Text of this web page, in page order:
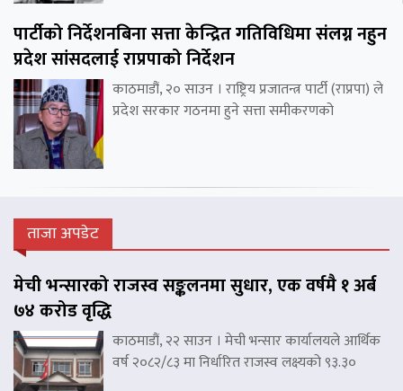
पार्टीको निर्देशनबिना सत्ता केन्द्रित गतिविधिमा संलग्न नहुन
प्रदेश सांसदलाई राप्रपाको निर्देशन
काठमाडौं, २० साउन । राष्ट्रिय प्रजातन्त्र पार्टी (राप्रपा) ले
प्रदेश सरकार गठनमा हुने सत्ता समीकरणको
ताजा अपडेट
मेची भन्सारको राजस्व सङ्कलनमा सुधार, एक वर्षमै १ अर्ब
७४ करोड वृद्धि
काठमाडौं, २२ साउन । मेची भन्सार कार्यालयले आर्थिक
वर्ष २०८२/८३ मा निर्धारित राजस्व लक्ष्यको ९३.३०